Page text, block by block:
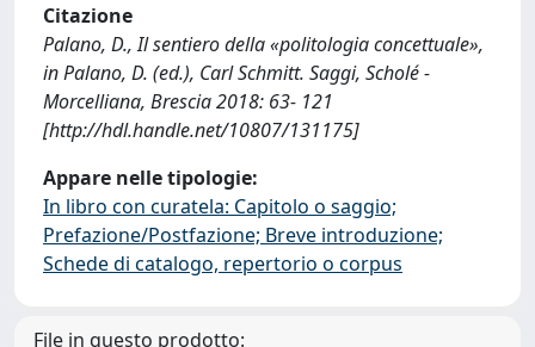
Citazione
Palano, D., Il sentiero della «politologia concettuale»,
in Palano, D. (ed.), Carl Schmitt. Saggi, Scholé -
Morcelliana, Brescia 2018: 63- 121
[http://hdl.handle.net/10807/131175]
Appare nelle tipologie:
In libro con curatela: Capitolo o saggio;
Prefazione/Postfazione; Breve introduzione;
Schede di catalogo, repertorio o corpus
File in questo prodotto: